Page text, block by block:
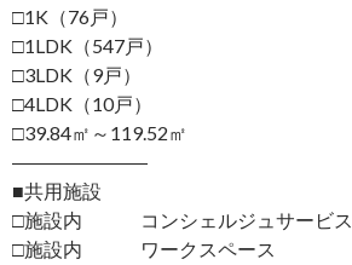
□1K（76戸）
□1LDK（547戸）
□3LDK（9戸）
□4LDK（10戸）
□39.84㎡～119.52㎡
―――――――
■共用施設
□施設内 コンシェルジュサービス
□施設内 ワークスペース